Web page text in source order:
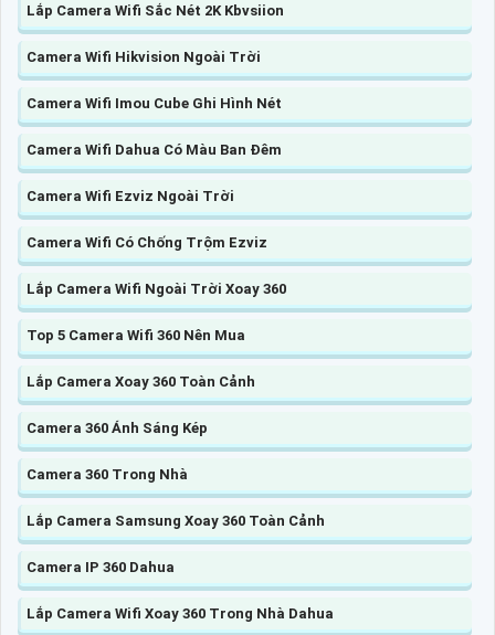
Lắp Camera Wifi Sắc Nét 2K Kbvsiion
Camera Wifi Hikvision Ngoài Trời
Camera Wifi Imou Cube Ghi Hình Nét
Camera Wifi Dahua Có Màu Ban Đêm
Camera Wifi Ezviz Ngoài Trời
Camera Wifi Có Chống Trộm Ezviz
Lắp Camera Wifi Ngoài Trời Xoay 360
Top 5 Camera Wifi 360 Nên Mua
Lắp Camera Xoay 360 Toàn Cảnh
Camera 360 Ánh Sáng Kép
Camera 360 Trong Nhà
Lắp Camera Samsung Xoay 360 Toàn Cảnh
Camera IP 360 Dahua
Lắp Camera Wifi Xoay 360 Trong Nhà Dahua